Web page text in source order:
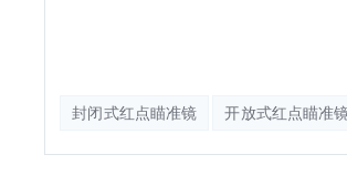
封闭式红点瞄准镜 开放式红点瞄准